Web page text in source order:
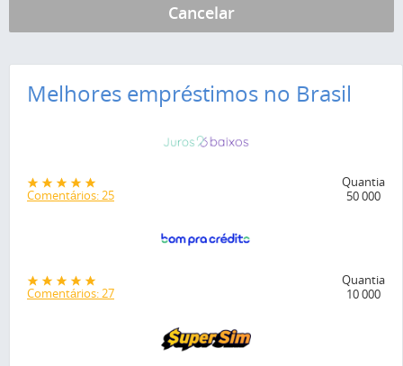
Melhores empréstimos no Brasil
Comentários: 25
Quantia
50 000
Comentários: 27
Quantia
10 000